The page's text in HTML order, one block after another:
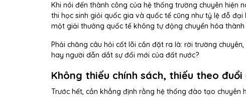
Khi nói đến thành công của hệ thống trường chuyên hiện
thi học sinh giỏi quốc gia và quốc tế cũng như tỷ lệ đỗ
một giải thưởng quốc tế không tự động chuyển hóa
Phải chăng câu hỏi cốt lõi cần đặt ra là: rời trường
hay người dẫn dắt sự đổi mới của đất nước?
Không thiếu chính sách, thiếu theo đuổi
Trước hết, cần khẳng định rằng hệ thống đào tạo